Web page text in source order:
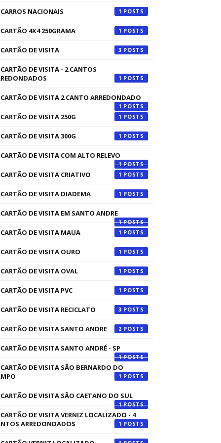
CARROS NACIONAIS 1
CARTÃO 4X4 250GRAMA 1
CARTÃO DE VISITA 3
CARTÃO DE VISITA - 2 CANTOS
1
CARTÃO DE VISITA 2 CANTO ARREDONDADO
1
CARTÃO DE VISITA 250G 1
CARTÃO DE VISITA 300G 1
CARTÃO DE VISITA COM ALTO RELEVO
1
CARTÃO DE VISITA CRIATIVO 1
CARTÃO DE VISITA DIADEMA 1
CARTÃO DE VISITA EM SANTO ANDRE
1
CARTÃO DE VISITA MAUA 1
CARTÃO DE VISITA OURO 1
CARTÃO DE VISITA OVAL 1
CARTÃO DE VISITA PVC 1
CARTÃO DE VISITA RECICLATO 3
CARTÃO DE VISITA SANTO ANDRE 2
CARTÃO DE VISITA SANTO ANDRÉ - SP
1
CARTÃO DE VISITA SÃO BERNARDO DO
1
CARTÃO DE VISITA SÃO CAETANO DO SUL
1
CARTÃO DE VISITA VERNIZ LOCALIZADO - 4
ARREDONDADOS
1